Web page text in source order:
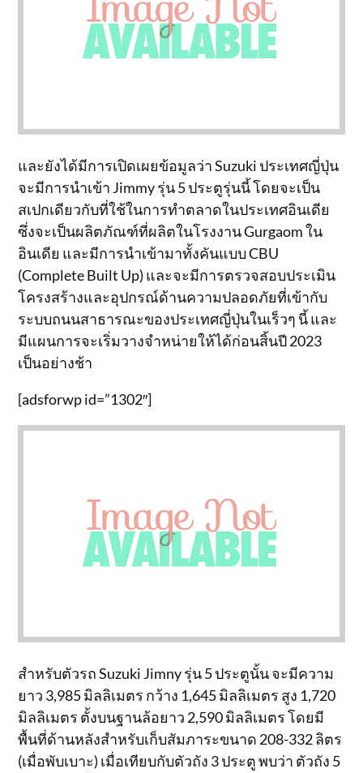
และยังได้มีการเปิดเผยข้อมูลว่า Suzuki ประเทศญี่ปุ่น
จะมีการนำเข้า Jimmy รุ่น 5 ประตูรุ่นนี้ โดยจะเป็น
สเปกเดียวกับที่ใช้ในการทำตลาดในประเทศอินเดีย
ซึ่งจะเป็นผลิตภัณฑ์ที่ผลิตในโรงงาน Gurgaom ใน
อินเดีย และมีการนำเข้ามาทั้งคันแบบ CBU
(Complete Built Up) และจะมีการตรวจสอบประเมิน
โครงสร้างและอุปกรณ์ด้านความปลอดภัยที่เข้ากับ
ระบบถนนสาธารณะของประเทศญี่ปุ่นในเร็วๆ นี้ และ
มีแผนการจะเริ่มวางจำหน่ายให้ได้ก่อนสิ้นปี 2023
เป็นอย่างช้า
[adsforwp id=”1302″]
สำหรับตัวรถ Suzuki Jimny รุ่น 5 ประตูนั้น จะมีความ
ยาว 3,985 มิลลิเมตร กว้าง 1,645 มิลลิเมตร สูง 1,720
มิลลิเมตร ตั้งบนฐานล้อยาว 2,590 มิลลิเมตร โดยมี
พื้นที่ด้านหลังสำหรับเก็บสัมภาระขนาด 208-332 ลิตร
(เมื่อพับเบาะ) เมื่อเทียบกับตัวถัง 3 ประตู พบว่า ตัวถัง 5